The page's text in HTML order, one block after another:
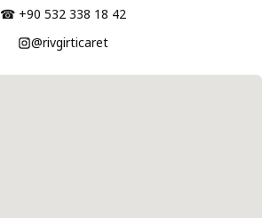
☎ +90 532 338 18 42
@rivgirticaret